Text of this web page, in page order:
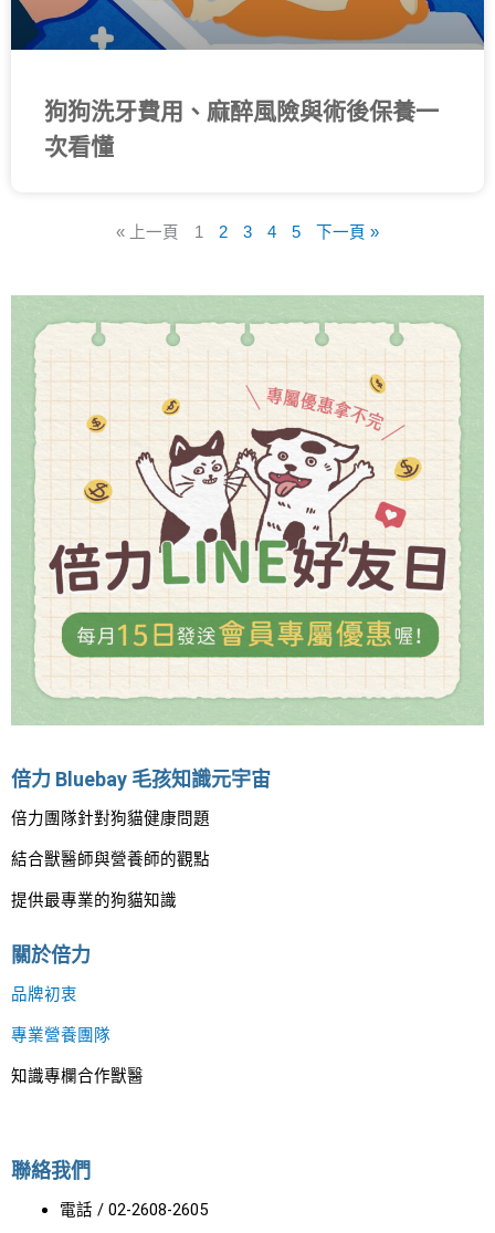
狗狗洗牙費用、麻醉風險與術後保養一
次看懂
« 上一頁 1 2 3 4 5 下一頁 »
倍力 Bluebay 毛孩知識元宇宙
倍力團隊針對狗貓健康問題
結合獸醫師與營養師的觀點
提供最專業的狗貓知識
關於倍力
品牌初衷
專業營養團隊
知識專欄合作獸醫
聯絡我們
電話 / 02-2608-2605